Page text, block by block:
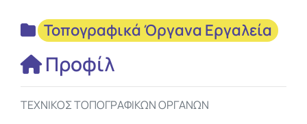
Τοπογραφικά Όργανα Εργαλεία
Προφίλ
ΤΕΧΝΙΚΟΣ ΤΟΠΟΓΡΑΦΙΚΩΝ ΟΡΓΑΝΩΝ